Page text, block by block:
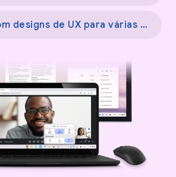
Inspire-se com designs de UX para várias telas →